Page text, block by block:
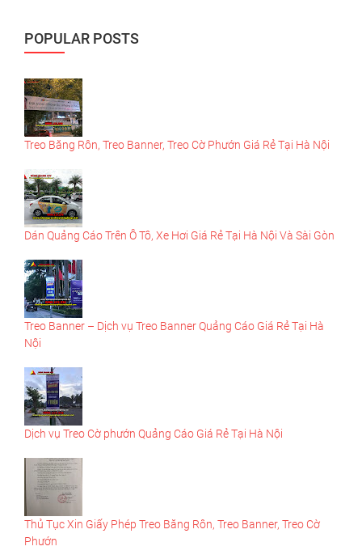
POPULAR POSTS
Treo Băng Rôn, Treo Banner, Treo Cờ Phướn Giá Rẻ Tại Hà Nội
Dán Quảng Cáo Trên Ô Tô, Xe Hơi Giá Rẻ Tại Hà Nội Và Sài Gòn
Treo Banner – Dịch vụ Treo Banner Quảng Cáo Giá Rẻ Tại Hà
Nội
Dịch vụ Treo Cờ phướn Quảng Cáo Giá Rẻ Tại Hà Nội
Thủ Tục Xin Giấy Phép Treo Băng Rôn, Treo Banner, Treo Cờ
Phướn